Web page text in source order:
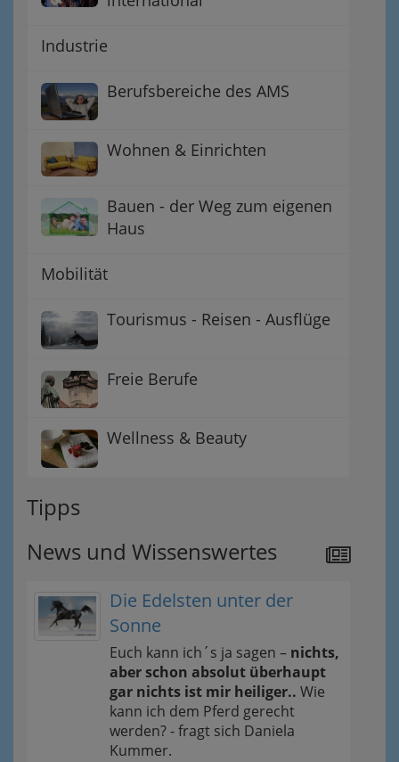
Industrie
Berufsbereiche des AMS
Wohnen & Einrichten
Bauen - der Weg zum eigenen
Haus
Mobilität
Tourismus - Reisen - Ausflüge
Freie Berufe
Wellness & Beauty
Tipps
News und Wissenswertes
Die Edelsten unter der
Sonne
Euch kann ich´s ja sagen – nichts,
aber schon absolut überhaupt
gar nichts ist mir heiliger.. Wie
kann ich dem Pferd gerecht
werden? - fragt sich Daniela
Kummer.